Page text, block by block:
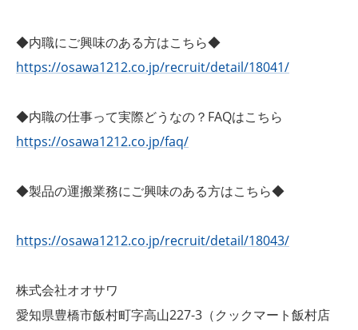
◆内職にご興味のある方はこちら◆
https://osawa1212.co.jp/recruit/detail/18041/
◆内職の仕事って実際どうなの？FAQはこちら
https://osawa1212.co.jp/faq/
◆製品の運搬業務にご興味のある方はこちら◆
https://osawa1212.co.jp/recruit/detail/18043/
株式会社オオサワ
愛知県豊橋市飯村町字高山227-3（クックマート飯村店